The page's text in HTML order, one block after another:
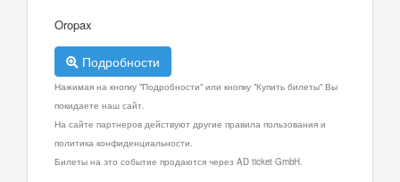
Oropax
Подробности
Нажимая на кнопку "Подробности" или кнопку "Купить билеты" Вы
покидаете наш сайт.
На сайте партнеров действуют другие правила пользования и
политика конфиденциальности.
Билеты на это событие продаются через AD ticket GmbH.